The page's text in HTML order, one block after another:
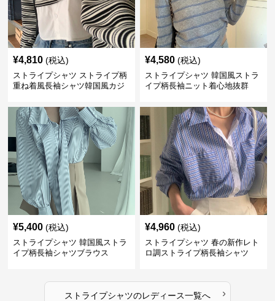
¥4,810 (税込)
ストライプシャツ ストライプ柄
重ね着風長袖シャツ韓国風カジ
¥4,580 (税込)
ストライプシャツ 韓国風ストラ
イプ柄長袖ニット着心地抜群
¥5,400 (税込)
ストライプシャツ 韓国風ストラ
イプ柄長袖シャツブラウス
¥4,960 (税込)
ストライプシャツ 春の新作レト
ロ調ストライプ柄長袖シャツ
ストライプシャツのレディース一覧へ ›